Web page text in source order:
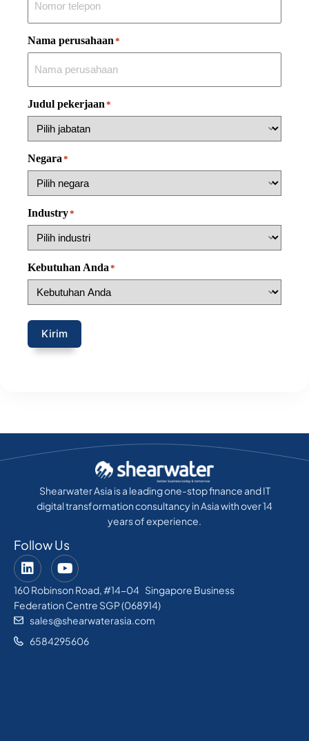
Nama perusahaan *
Judul pekerjaan *
Negara *
Industry*
Kebutuhan Anda *
Kirim
Shearwater Asia is a leading one-stop finance and IT
digital transformation consultancy in Asia with over 14
years of experience.
Follow Us
160 Robinson Road, #14-04 Singapore Business
Federation Centre SGP (068914)
sales@shearwaterasia.com
6584295606